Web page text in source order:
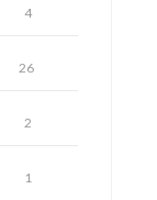
4
26
2
1